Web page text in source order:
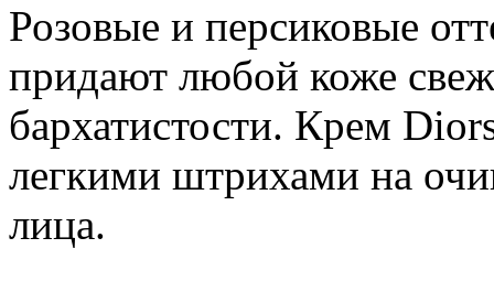
Розовые и персиковые
придают любой коже
бархатистости. Крем
легкими штрихами на
лица.